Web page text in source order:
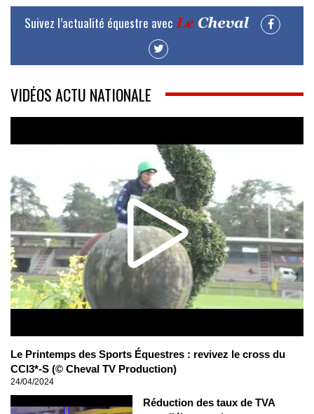
Suivez l’actualité équestre avec
VIDÉOS ACTU NATIONALE
Le Printemps des Sports Équestres : revivez le cross du
CCI3*-S (© Cheval TV Production)
24/04/2024
Réduction des taux de TVA